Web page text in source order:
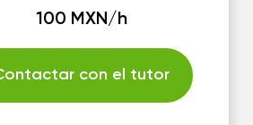
100 MXN/h
con el tutor